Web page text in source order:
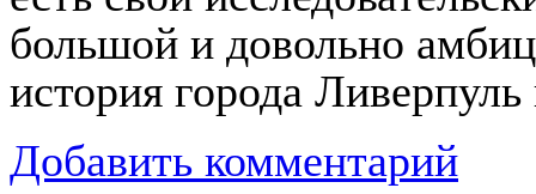
большой и довольно
история города
Добавить комментарий